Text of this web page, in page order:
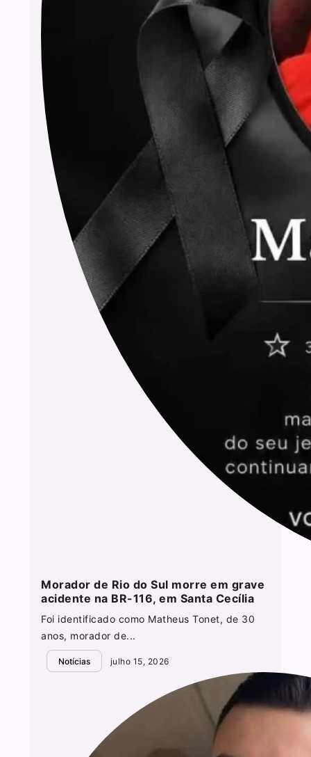
Morador de Rio do Sul morre em grave
acidente na BR-116, em Santa Cecília
Foi identificado como Matheus Tonet, de 30
anos, morador de...
Notícias julho 15, 2026